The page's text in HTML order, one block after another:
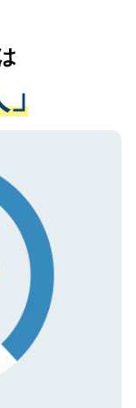
ての厳密な
に付与され
済みです。
SSL（デー
ください。
状況や紹介
ドバイスを
転職をされ
が可能です